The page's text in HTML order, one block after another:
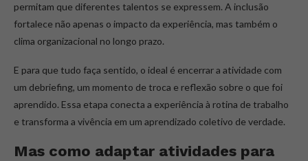
permitam que diferentes talentos se expressem. A inclusão
fortalece não apenas o impacto da experiência, mas também o
clima organizacional no longo prazo.
E para que tudo faça sentido, o ideal é encerrar a atividade com
um debriefing, um momento de troca e reflexão sobre o que foi
aprendido. Essa etapa conecta a experiência à rotina de trabalho
e transforma a vivência em um aprendizado coletivo de verdade.
Mas como adaptar atividades para